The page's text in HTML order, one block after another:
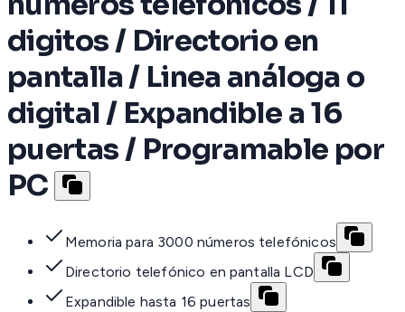
digitos / Directorio en
pantalla / Linea análoga o
digital / Expandible a 16
puertas / Programable por
PC
Memoria para 3000 números telefónicos
Directorio telefónico en pantalla LCD
Expandible hasta 16 puertas